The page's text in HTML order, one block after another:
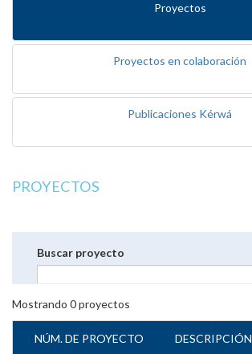
Proyectos
Proyectos en colaboración
Publicaciones Kérwá
PROYECTOS
Buscar proyecto
Mostrando 0proyectos
NÚM. DE PROYECTO DESCRIPCIÓN